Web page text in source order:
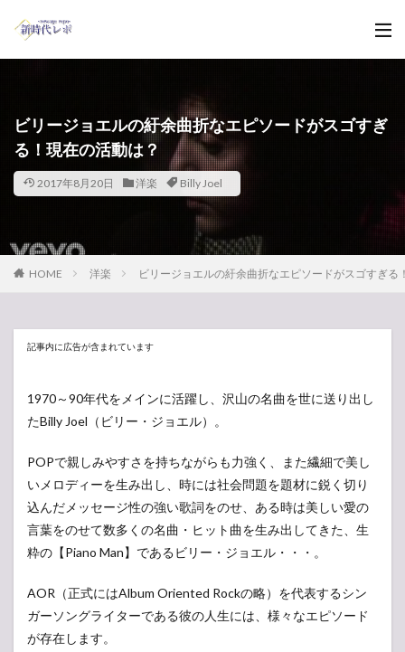
ビリージョエルの紆余曲折なエピソードがスゴすぎ
る！現在の活動は？
2017年8月20日 洋楽 Billy Joel
HOME 洋楽 ビリージョエルの紆余曲折なエピソードがスゴすぎる
記事内に広告が含まれています
1970～90年代をメインに活躍し、沢山の名曲を世に送り出し
たBilly Joel（ビリー・ジョエル）。
POPで親しみやすさを持ちながらも力強く、また繊細で美し
いメロディーを生み出し、時には社会問題を題材に鋭く切り
込んだメッセージ性の強い歌詞をのせ、ある時は美しい愛の
言葉をのせて数多くの名曲・ヒット曲を生み出してきた、生
粋の【Piano Man】であるビリー・ジョエル・・・。
AOR（正式にはAlbum Oriented Rockの略）を代表するシン
ガーソングライターである彼の人生には、様々なエピソード
が存在します。